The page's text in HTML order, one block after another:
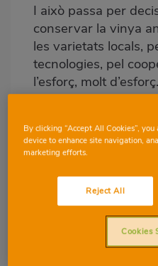
I això passa per
conservar la vinya
les varietats locals,
tecnologies, pel
l’esforç, molt d’esforç.
By clicking “Accept All Cookies”,
device to enhance site navigation,
marketing efforts.
Reject All
Cookies